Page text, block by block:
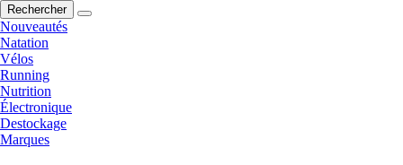
Rechercher
Nouveautés
Natation
Vélos
Running
Nutrition
Électronique
Destockage
Marques